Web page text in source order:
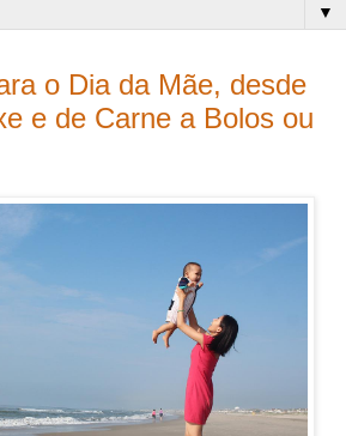
▼
o Dia da Mãe, desde
e de Carne a Bolos ou